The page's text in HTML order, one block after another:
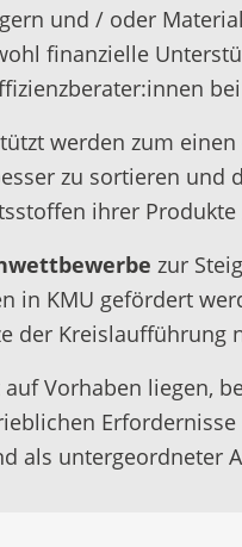
und / oder
finanzielle
werden zum einen
zu sortieren
ihrer
zur
in KMU gefördert
der
Vorhaben liegen,
als untergeordneter